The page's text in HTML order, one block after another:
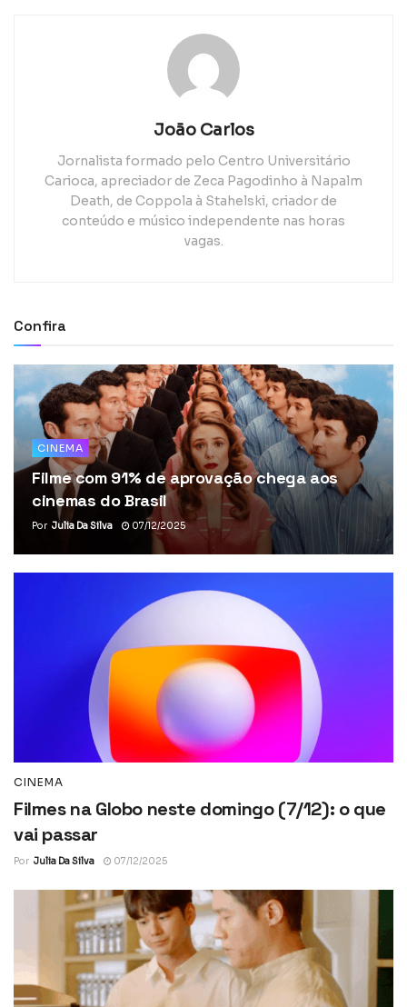
João Carlos
Jornalista formado pelo Centro Universitário
Carioca, apreciador de Zeca Pagodinho à Napalm
Death, de Coppola à Stahelski, criador de
conteúdo e músico independente nas horas
vagas.
Confira
CINEMA
Filme com 91% de aprovação chega aos
cinemas do Brasil
Por Julia Da Silva 07/12/2025
CINEMA
Filmes na Globo neste domingo (7/12): o que
vai passar
Por Julia Da Silva 07/12/2025